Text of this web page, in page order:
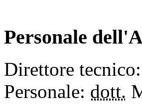
Personale
Direttore tecnico:
Personale: dott.